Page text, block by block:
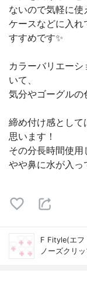
ないので気軽に
ケースなどに入れ
すすめです✨
カラーバリエー
いて、
気分やゴーグルの
締め付け感として
思います！
その分長時間使用
やや鼻に水が入っ
F Fityle(エフ
ノーズクリ